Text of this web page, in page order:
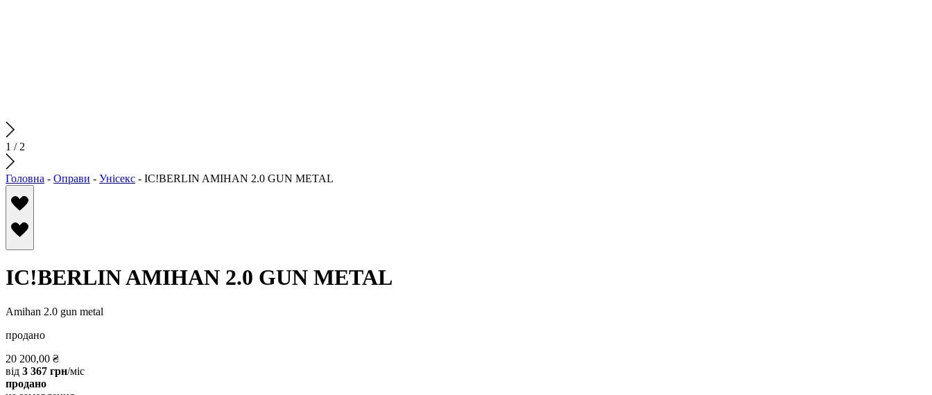
1 / 2
Головна - Оправи - Унісекс - IC!BERLIN AMIHAN 2.0 GUN METAL
IC!BERLIN AMIHAN 2.0 GUN METAL
Amihan 2.0 gun metal
продано
20 200,00 ₴
від 3 367 грн/міс
продано